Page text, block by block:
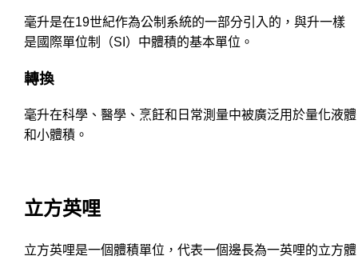
毫升是在19世紀作為公制系統的一部分引入的，與升一樣
是國際單位制（SI）中體積的基本單位。
轉換
毫升在科學、醫學、烹飪和日常測量中被廣泛用於量化液體
和小體積。
立方英哩
立方英哩是一個體積單位，代表一個邊長為一英哩的立方體